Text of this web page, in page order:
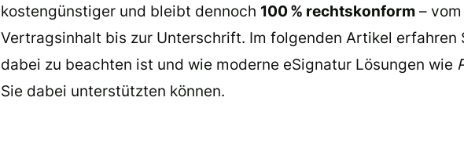
kostengünstiger und bleibt dennoch 100 % rechtskonform– vom
Vertragsinhalt bis zur Unterschrift. Im folgenden Artikel erfahren
dabei zu beachten ist und wie moderne eSignatur Lösungen wie
Sie dabei unterstützten können.